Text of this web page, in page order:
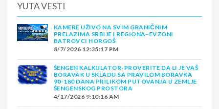
YUTA VESTI
KAMERE UŽIVO NA SVIM GRANIČNIM
PRELAZIMA SRBIJE I REGIONA–EVZONI
BATROVCI HORGOŠ
8/7/2026 12:35:17 PM
ŠENGEN KALKULATOR-PROVERITE DA LI JE VAŠ
BORAVAK U SKLADU SA PRAVILOM BORAVKA
90-180 DANA PRILIKOM PUTOVANJA U ZEMLJE
ŠENGENSKOG PROSTORA
4/17/2026 9:10:16 AM